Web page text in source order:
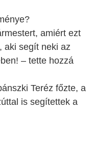
amiért ezt
aki segít neki az
– tette hozzá
Teréz főzte, a
is segítettek a